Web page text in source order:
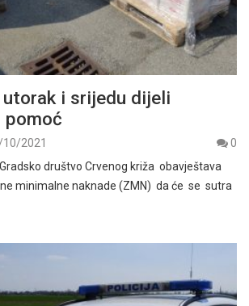
utorak i srijedu dijeli
pomoć
2021
0
Gradsko društvo Crvenog križa obavještava
minimalne naknade (ZMN) da će se sutra